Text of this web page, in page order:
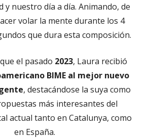
y nuestro día a día. Animando, de
volar la mente durante los 4
que dura esta composición.
el pasado 2023, Laura recibió
BIME al mejor nuevo
, destacándose la suya como
más interesantes del
actual tanto en Catalunya, como
en España.